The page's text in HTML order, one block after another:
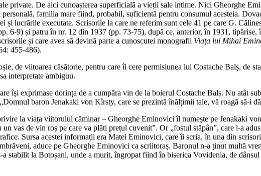
private. De aici cunoașterea superficială a vieții sale intime. Nici Gheorghe
familia mare fiind, probabil, suficientă pentru consumul acesteia.
și lucrările executate. Scrisorile la care ne referim sunt cele 41 pe care G.
6‑9) și patru în nr. 12 din 1937 (pp. 73‑75), după ce, anterior, în 1931, tipărise,
și care avea să devină parte a cunoscutei monografii Viața lui Mihai
455‑486).
de viitoarea căsătorie, pentru care îi cere permisiunea lui Costache Balș, de
interpretate ambiguu.
își exprimase dorința de a cumpăra vin de la boierul Costache Balș. Nu atât
baron Jenakaki von Kîrsty, care se prezintă înălțimii tale, vă roagă să‑i
la viața viitorului căminar – Gheorghe Eminovici îl numește pe Jenakaki
vas de vin roș pe care va plăti prețul cuvenit”. Or „fostul stăpân”, care l‑a
Sursa acestei informații era Matei Eminovici, care îi scria, în una din
aduce pe Gheorghe Eminovici ca scriitoraș. Baronul n‑a ținut multă
stabilit la Botoșani, unde a murit, îngropat fiind în biserica Vovidenia, de